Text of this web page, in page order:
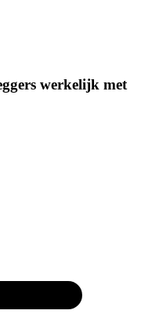
werkelijk met